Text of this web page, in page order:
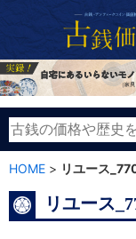
HOME > リユース
リユース